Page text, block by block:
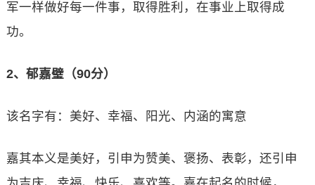
军一样做好每一件事，取得胜利，在事业上取得成
功。
2、郁嘉璧（90分）
该名字有：美好、幸福、阳光、内涵的寓意
嘉其本义是美好，引申为赞美、褒扬、表彰，还引申